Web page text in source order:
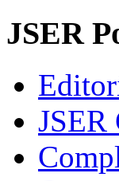
JSER
JSER